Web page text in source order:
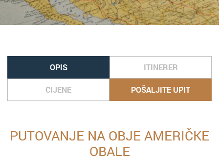
OPIS ITINERER
CIJENE POŠALJITE UPIT
PUTOVANJE NA OBJE AMERIČKE
OBALE